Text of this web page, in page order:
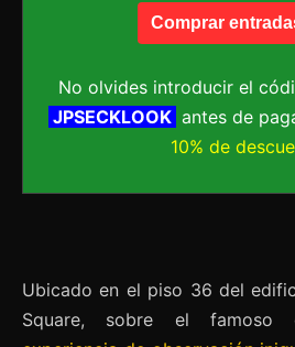
Comprar
No olvides introducir el
JPSECKLOOK antes de
10% de
Ubicado en el piso 36 del
Square, sobre el famoso